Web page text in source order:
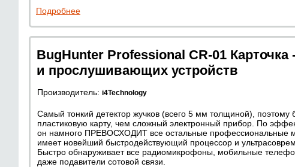
Подробнее
BugHunter Professional CR-01 Карточка
и прослушивающих устройств
Производитель: i4Technology
Самый тонкий детектор жучков (всего 5 мм толщиной),
пластиковую карту, чем сложный электронный прибор. По
он намного ПРЕВОСХОДИТ все остальные профессиональные
имеет новейший быстродействующий процессор и
Быстро обнаруживает все радиомикрофоны, мобильные
даже подавители сотовой связи.